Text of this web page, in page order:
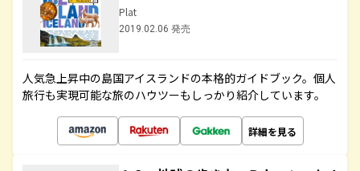
Plat
2019.02.06 発売
人気急上昇中の島国アイスランドの本格的ガイドブック。個人
旅行も実現可能な旅のハウツーもしっかり紹介しています。
詳細を見る